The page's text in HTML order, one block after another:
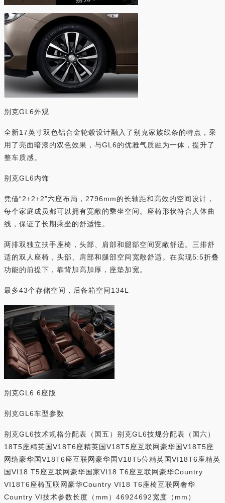
别克GL6外观
全新17英寸双色铝合金轮毂设计融入了别克家族线条的特点，采
用了亮面暗漆的双色效果，与GL6的优雅气质融为一体，提升了
整车质感。
别克GL6内饰
凭借“2+2+2”六座布局，2796mm的长轴距和高效的空间设计，
每个家庭成员都可以拥有宽敞的乘坐空间。座椅形状符合人体曲
线，保证了长期乘坐的舒适性。
两排双独立扶手座椅，头部、肩部和腿部空间宽敞舒适。三排舒
适的双人座椅，头部、肩部和腿部空间宽敞舒适。在实现5:5折叠
功能的前提下，靠背加高加厚，座垫加宽。
最多43个存储空间，后备箱空间134L
别克GL6 6座版
别克GL6车型参数
别克GL6技术规格分配表（国五）别克GL6技规分配表（国六）
18T5座精英国V18T6座精英国V18T5座互联网豪华国V18T5座
网络豪华国V18T6座互联网豪华国V18T5位精英国VI18T6座精英
国VI18 T5座互联网豪华国家VI18 T6座互联网豪华Country
VI18T6座椅互联网豪华Country VI18 T6座椅互联网奢华
Country VI技术参数长度（mm）46924692宽度（mm）